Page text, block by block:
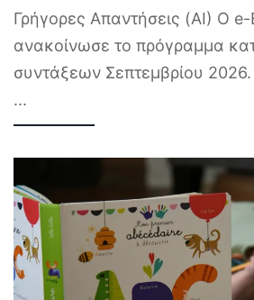
Γρήγορες Απαντήσεις (AI) Ο
ανακοίνωσε το πρόγραμμα
συντάξεων Σεπτεμβρίου
...